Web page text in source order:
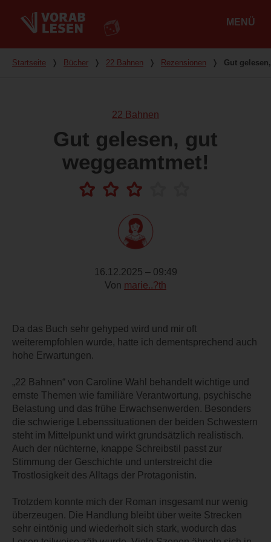
MENÜ
Du bist hier
Startseite ❭ Bücher ❭ 22 Bahnen ❭ Rezensionen ❭ Gut
22 Bahnen
Gut gelesen, gut
weggeamtmet!
16.12.2025 – 09:49
Von marie..?th
Da das Buch sehr gehyped wird und mir oft
weiterempfohlen wurde, hatte ich dementsprechend auch
hohe Erwartungen.
„22 Bahnen“ von Caroline Wahl behandelt wichtige und
ernste Themen wie familiäre Verantwortung, psychische
Belastung und das frühe Erwachsenwerden. Besonders
die schwierige Lebenssituationen der beiden Schwestern
steht im Mittelpunkt und wirkt grundsätzlich realistisch.
Auch der nüchterne, knappe Schreibstil passt zur
Stimmung der Geschichte und unterstreicht die
Trostlosigkeit des Alltags der Protagonistin.
Trotzdem konnte mich der Roman insgesamt nur wenig
überzeugen. Die Handlung bleibt über weite Strecken
sehr eintönig und wiederholt sich stark, wodurch das